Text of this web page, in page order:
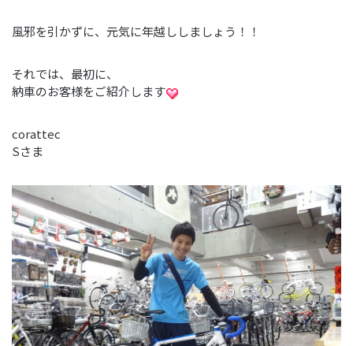
風邪を引かずに、元気に年越ししましょう！！
それでは、最初に、
納車のお客様をご紹介します
corattec
Sさま